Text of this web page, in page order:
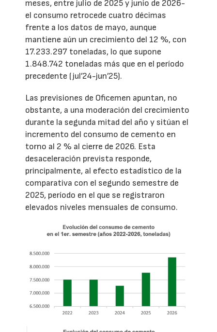
meses, entre julio de 2025 y junio de 2026-
el consumo retrocede cuatro décimas
frente a los datos de mayo, aunque
mantiene aún un crecimiento del 12 %, con
17.233.297 toneladas, lo que supone
1.848.742 toneladas más que en el período
precedente (jul’24-jun’25).
Las previsiones de Oficemen apuntan, no
obstante, a una moderación del crecimiento
durante la segunda mitad del año y sitúan el
incremento del consumo de cemento en
torno al 2 % al cierre de 2026. Esta
desaceleración prevista responde,
principalmente, al efecto estadístico de la
comparativa con el segundo semestre de
2025, período en el que se registraron
elevados niveles mensuales de consumo.